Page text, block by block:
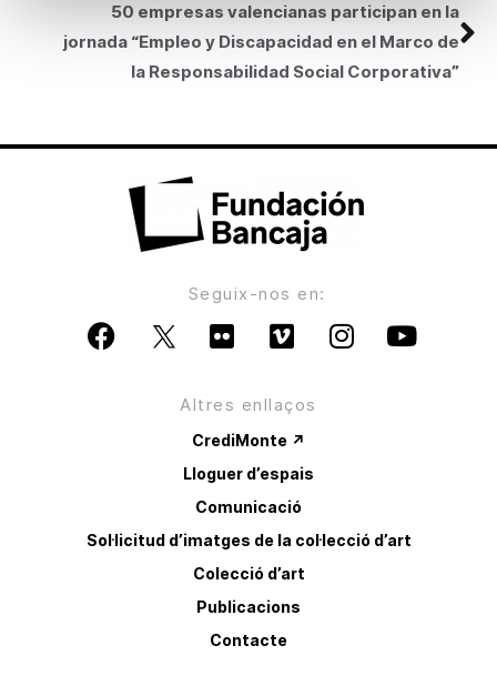
50 empresas valencianas participan en la
jornada “Empleo y Discapacidad en el Marco de
la Responsabilidad Social Corporativa”
Seguix-nos en:
Altres enllaços
CrediMonte ↗
Lloguer d’espais
Comunicació
Sol·licitud d’imatges de la col·lecció d’art
Colecció d’art
Publicacions
Contacte